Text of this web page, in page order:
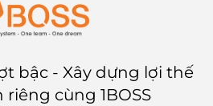
1BOSS tìm hiểu quản lý công
việc bằng Excel như thế nào và
cách quản lý công việc hiệu quả
việc
1BOSS WORKS nhé.
bậc - Xây dựng lợi thế
cùng 1BOSS